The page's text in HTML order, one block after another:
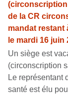
(circonscription
de la CR
mandat restant
le mardi 16 juin
Un siège est
(circonscription
Le représentant
santé est élu